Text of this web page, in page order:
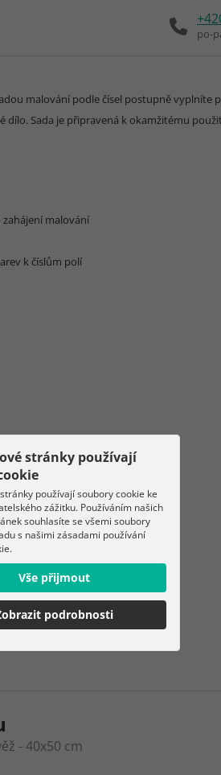
po-
malování podle čísel postupně vyplníte
dílo. Sada je připravená k okamžitému
zahájení malování
k číslům polí
- 40x50 cm
stránky používají
používají soubory cookie ke
zážitku. Používáním našich
souhlasíte se všemi soubory
s našimi zásadami používání
Vše přijmout
podrobnosti